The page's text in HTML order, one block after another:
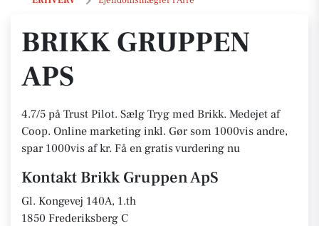
BRIKK GRUPPEN
APS
4.7/5 på Trust Pilot. Sælg Tryg med Brikk. Medejet af
Coop. Online marketing inkl. Gør som 1000vis andre,
spar 1000vis af kr. Få en gratis vurdering nu
Kontakt Brikk Gruppen ApS
Gl. Kongevej 140A, 1.th
1850 Frederiksberg C